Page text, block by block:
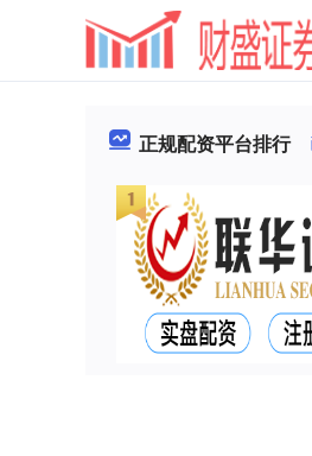
正规配资平台排行